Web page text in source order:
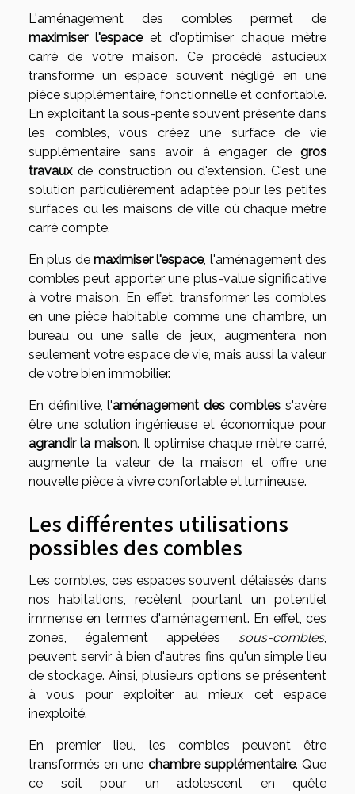
L'aménagement des combles permet de
maximiser l'espaceet d'optimiser chaque mètre
carré de votre maison. Ce procédé astucieux
transforme un espace souvent négligé en une
pièce supplémentaire, fonctionnelle et confortable.
En exploitant la sous-pente souvent présente dans
les combles, vous créez une surface de vie
supplémentaire sans avoir à engager de gros
travauxde construction ou d'extension. C'est une
solution particulièrement adaptée pour les petites
surfaces ou les maisons de ville où chaque mètre
carré compte.
En plus de maximiser l'espace, l'aménagement des
combles peut apporter une plus-value significative
à votre maison. En effet, transformer les combles
en une pièce habitable comme une chambre, un
bureau ou une salle de jeux, augmentera non
seulement votre espace de vie, mais aussi la valeur
de votre bien immobilier.
En définitive, l'aménagement des combles s'avère
être une solution ingénieuse et économique pour
agrandir la maison. Il optimise chaque mètre carré,
augmente la valeur de la maison et offre une
nouvelle pièce à vivre confortable et lumineuse.
Les différentes utilisations
possibles des combles
Les combles, ces espaces souvent délaissés dans
nos habitations, recèlent pourtant un potentiel
immense en termes d'aménagement. En effet, ces
zones, également appelées sous-combles,
peuvent servir à bien d'autres fins qu'un simple lieu
de stockage. Ainsi, plusieurs options se présentent
à vous pour exploiter au mieux cet espace
inexploité.
En premier lieu, les combles peuvent être
transformés en une chambre supplémentaire. Que
ce soit pour un adolescent en quête